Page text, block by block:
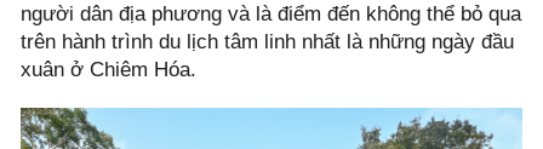
người dân địa phương và là điểm đến không thể bỏ qua
trên hành trình du lịch tâm linh nhất là những ngày đầu
xuân ở Chiêm Hóa.